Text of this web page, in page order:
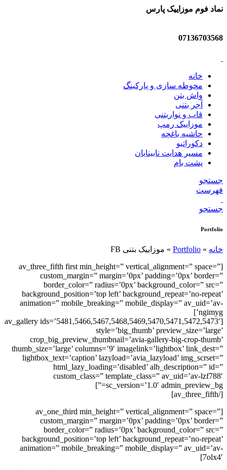
نماد فوم موزاییک پارس
07136703568
خانه
محوطه سازی و پارکینگ
واش بتن
آجر بتنی
قاب و نواربتنی
موزاییک رمپ
حاشیه باغچه
دکوراتیو
مسیر هدایت نابینایان
پشت بام
جستجو
فهرست
جستجو
Portfolio
خانه »
Portfolio
» موزاییک بتنی FB
[av_three_fifth first min_height=” vertical_alignment=” space=”
custom_margin=” margin=’0px’ padding=’0px’ border=”
border_color=” radius=’0px’ background_color=” src=”
background_position=’top left’ background_repeat=’no-repeat’
animation=” mobile_breaking=” mobile_display=” av_uid=’av-
ngimyg’]
[av_gallery ids=’5481,5466,5467,5468,5469,5470,5471,5472,5473′
style=’big_thumb’ preview_size=’large’
crop_big_preview_thumbnail=’avia-gallery-big-crop-thumb’
thumb_size=’large’ columns=’9′ imagelink=’lightbox’ link_dest=”
lightbox_text=’caption’ lazyload=’avia_lazyload’ img_scrset=”
html_lazy_loading=’disabled’ alb_description=” id=”
custom_class=” template_class=” av_uid=’av-lzf788′
sc_version=’1.0′ admin_preview_bg=”]
[/av_three_fifth]
[av_one_third min_height=” vertical_alignment=” space=”
custom_margin=” margin=’0px’ padding=’0px’ border=”
border_color=” radius=’0px’ background_color=” src=”
background_position=’top left’ background_repeat=’no-repeat’
animation=” mobile_breaking=” mobile_display=” av_uid=’av-
7olx4′]